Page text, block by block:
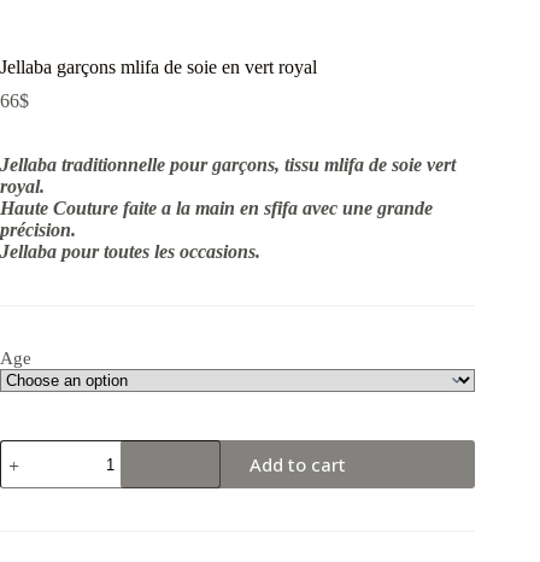
Jellaba garçons mlifa de soie en vert royal
66$
Jellaba traditionnelle pour garçons, tissu mlifa de soie vert
royal.
Haute Couture faite a la main en sfifa avec une grande
précision.
Jellaba pour toutes les occasions.
Age
Jellaba
garçons
mlifa
Add to cart